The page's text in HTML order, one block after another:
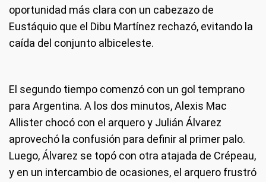
oportunidad más clara con un cabezazo de
Eustáquio que el Dibu Martínez rechazó, evitando la
caída del conjunto albiceleste.
El segundo tiempo comenzó con un gol temprano
para Argentina. A los dos minutos, Alexis Mac
Allister chocó con el arquero y Julián Álvarez
aprovechó la confusión para definir al primer palo.
Luego, Álvarez se topó con otra atajada de Crépeau,
y en un intercambio de ocasiones, el arquero frustró